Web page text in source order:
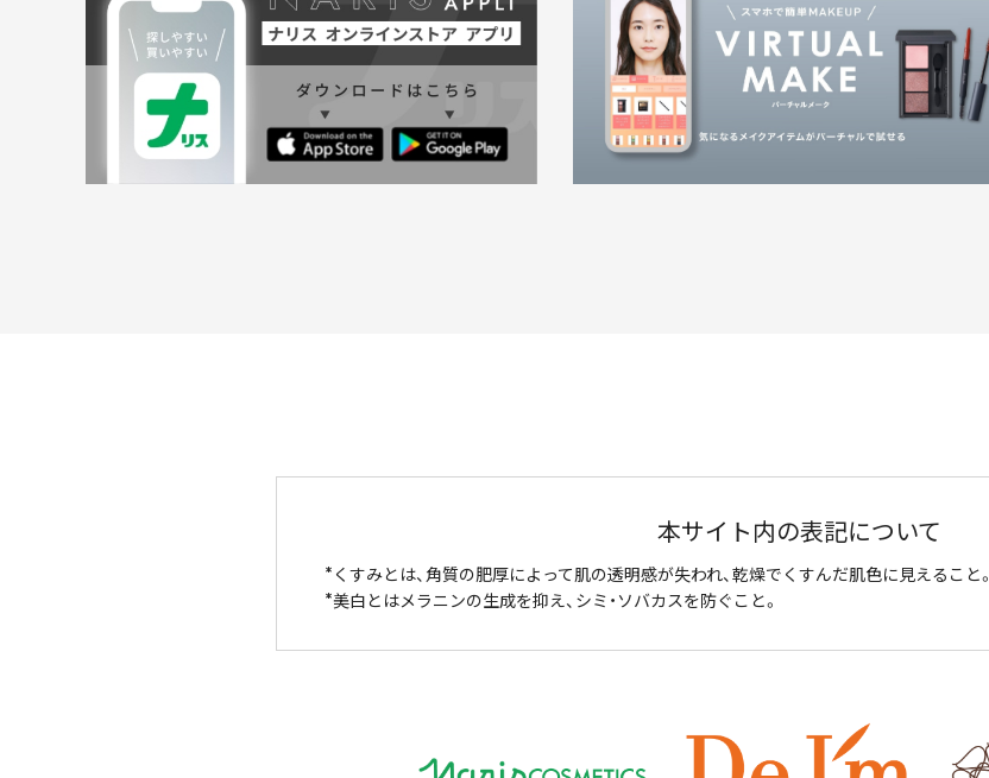
本サイト内の表記について
くすみとは、角質の肥厚によって肌の透明感が失われ、乾燥でくすんだ肌色に見えること。
美白とはメラニンの生成を抑え、シミ・ソバカスを防ぐこと。